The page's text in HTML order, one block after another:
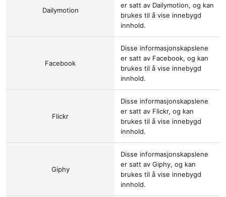
Dailymotion
er satt av Dailymotion, og kan
brukes til å vise innebygd
innhold.
Facebook
Disse informasjonskapslene
er satt av Facebook, og kan
brukes til å vise innebygd
innhold.
Flickr
Disse informasjonskapslene
er satt av Flickr, og kan
brukes til å vise innebygd
innhold.
Giphy
Disse informasjonskapslene
er satt av Giphy, og kan
brukes til å vise innebygd
innhold.